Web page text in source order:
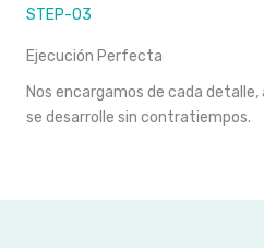
STEP-03
Ejecución Perfecta
Nos encargamos de cada
se desarrolle sin contratiempos.